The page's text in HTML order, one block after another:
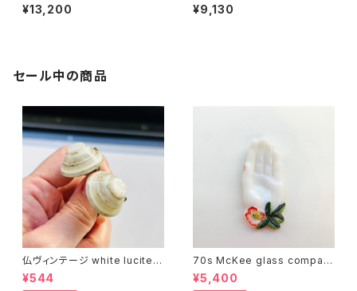
ル
¥13,200 ブレスレット（バラ売り）
¥9,130
セール中の商品
仏ヴィンテージ white lucite c
onfetti 山型イヤリング
¥544
70s McKee glass compan
y ハンドペイントハンド小皿
（赤）
¥5,400